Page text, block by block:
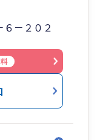
案等も行って
－２０２